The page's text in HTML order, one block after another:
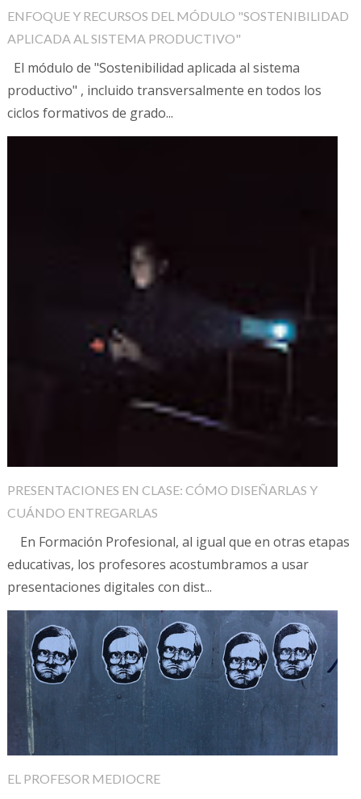
ENFOQUE Y RECURSOS DEL MÓDULO "SOSTENIBILIDAD
APLICADA AL SISTEMA PRODUCTIVO"
El módulo de "Sostenibilidad aplicada al sistema
productivo" , incluido transversalmente en todos los
ciclos formativos de grado...
PRESENTACIONES EN CLASE: CÓMO DISEÑARLAS Y
CUÁNDO ENTREGARLAS
En Formación Profesional, al igual que en otras etapas
educativas, los profesores acostumbramos a usar
presentaciones digitales con dist...
EL PROFESOR MEDIOCRE